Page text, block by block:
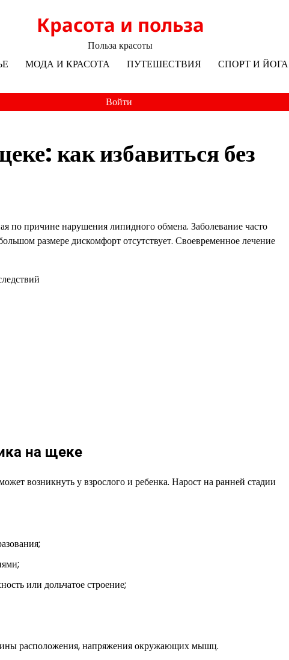
Красота и польза
Польза красоты
МОДА И КРАСОТА ПУТЕШЕСТВИЯ СПОРТ И ЙОГА
Войти
как избавиться без
по причине нарушения липидного обмена. Заболевание часто
размере дискомфорт отсутствует. Своевременное лечение
на щеке
возникнуть у взрослого и ребенка. Нарост на ранней стадии
или дольчатое строение;
расположения, напряжения окружающих мышц.